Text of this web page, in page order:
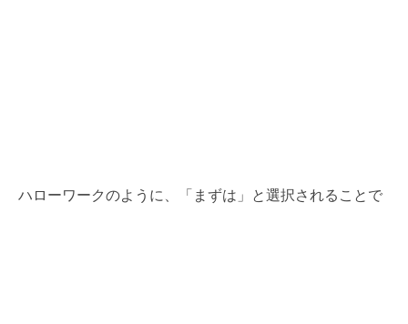
ハローワークのように、「まずは」と選択されることで